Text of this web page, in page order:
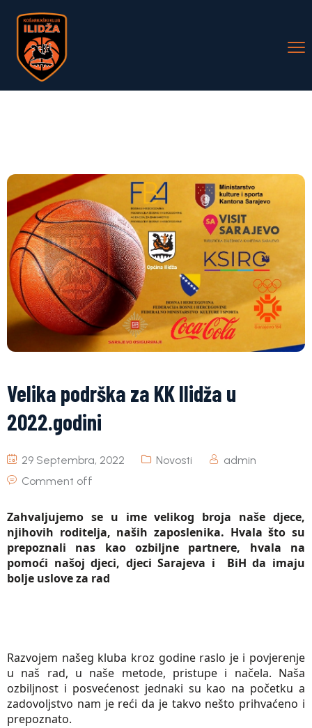
Velika podrška za KK Ilidža u
2022.godini
29 Septembra, 2022 Novosti
admin
Comment off
Zahvaljujemo se u ime velikog broja naše djece,
njihovih roditelja, naših zaposlenika. Hvala što su
prepoznali nas kao ozbiljne partnere, hvala na
pomoći našoj djeci, djeci Sarajeva i BiH da imaju
bolje uslove za rad
Razvojem našeg kluba kroz godine raslo je i povjerenje
u naš rad, u naše metode, pristupe i načela. Naša
ozbiljnost i posvećenost jednaki su kao na početku a
zadovoljstvo nam je reći da je takvo nešto prihvaćeno i
prepoznato.